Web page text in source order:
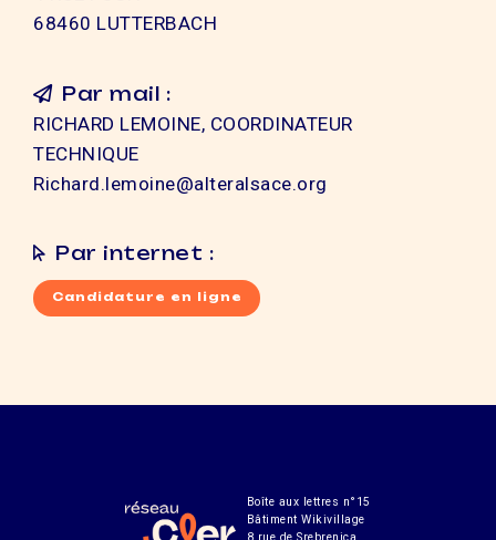
68460 LUTTERBACH
Par mail :
RICHARD LEMOINE, COORDINATEUR
TECHNIQUE
Richard.lemoine@alteralsace.org
Par internet :
Candidature en ligne
Boîte aux lettres n°15
Bâtiment Wikivillage
8 rue de Srebrenica